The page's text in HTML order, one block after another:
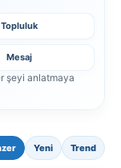
Topluluk
Mesaj
şeyi anlatmaya
Yeni Trend